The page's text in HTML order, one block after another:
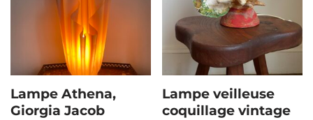
Lampe Athena,
Giorgia Jacob
Lampe veilleuse
coquillage vintage